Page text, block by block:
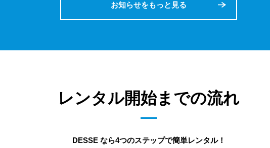
お知らせをもっと見る
レンタル開始までの流れ
DESSE なら4つのステップで簡単レンタル！